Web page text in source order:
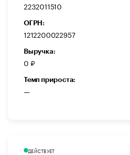
2232011510
ОГРН:
1212200022957
Выручка:
0 ₽
Темп прироста:
—
ДЕЙСТВУЕТ